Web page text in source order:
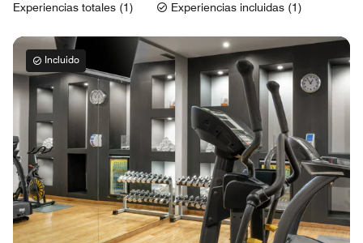
Experiencias totales (1) Experiencias incluidas (1)
Incluido